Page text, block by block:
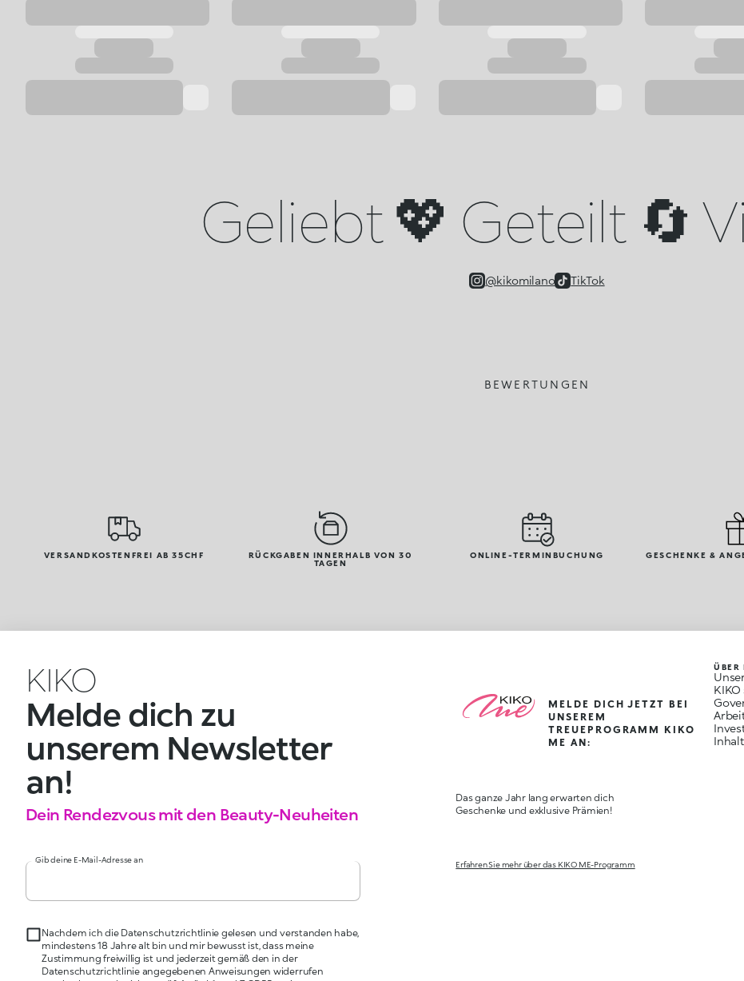
Geliebt 💖 Geteilt 🔄
@kikomilano TikTok
BEWERTUNGEN
VERSANDKOSTENFREI AB 35CHF
RÜCKGABEN INNERHALB VON 30
TAGEN
ONLINE-TERMINBUCHUNG GESCHENKE &
KIKO
Melde dich zu
unserem Newsletter
an!
Dein Rendezvous mit den Beauty-Neuheiten
Gib deine E-Mail-Adresse an
Nachdem ich die Datenschutzrichtlinie gelesen und verstanden habe,
mindestens 18 Jahre alt bin und mir bewusst ist, dass meine
Zustimmung freiwillig ist und jederzeit gemäß den in der
Datenschutzrichtlinie angegebenen Anweisungen widerrufen
MELDE DICH JETZT BEI
UNSEREM
TREUEPROGRAMM KIKO
ME AN:
Das ganze Jahr lang erwarten dich
Geschenke und exklusive Prämien!
Erfahren Sie mehr über das KIKO ME-Programm
ÜBER